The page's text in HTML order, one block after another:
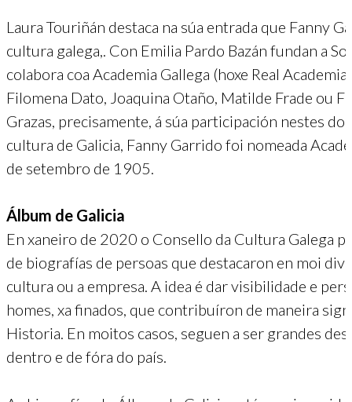
Laura Touriñán destaca na súa entrada que Fanny
cultura galega,. Con Emilia Pardo Bazán fundan a
colabora coa Academia Gallega (hoxe Real
Filomena Dato, Joaquina Otaño, Matilde Frade ou
Grazas, precisamente, á súa participación nestes
cultura de Galicia, Fanny Garrido foi nomeada
de setembro de 1905.
Álbum de Galicia
En xaneiro de 2020 o Consello da Cultura Galega
de biografías de persoas que destacaron en moi
cultura ou a empresa. A idea é dar visibilidade e
homes, xa finados, que contribuíron de maneira
Historia. En moitos casos, seguen a ser grandes
dentro e de fóra do país.